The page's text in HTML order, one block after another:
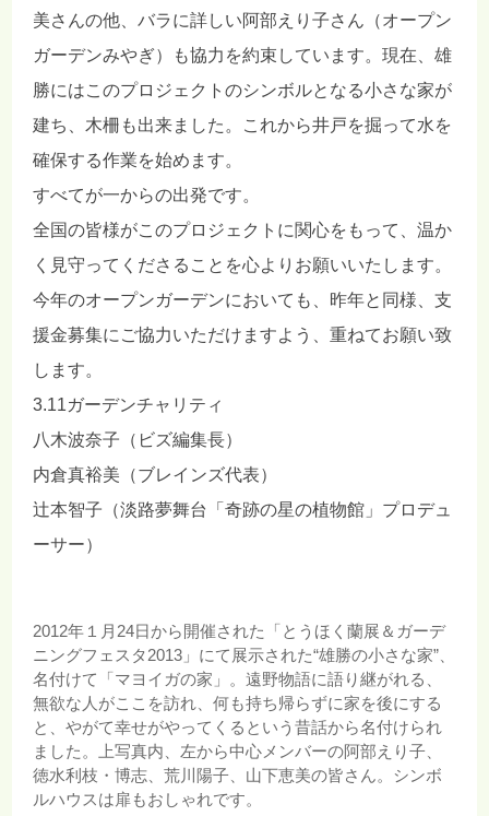
美さんの他、バラに詳しい阿部えり子さん（オープン
ガーデンみやぎ）も協力を約束しています。現在、雄
勝にはこのプロジェクトのシンボルとなる小さな家が
建ち、木柵も出来ました。これから井戸を掘って水を
確保する作業を始めます。
すべてが一からの出発です。
全国の皆様がこのプロジェクトに関心をもって、温か
く見守ってくださることを心よりお願いいたします。
今年のオープンガーデンにおいても、昨年と同様、支
援金募集にご協力いただけますよう、重ねてお願い致
します。
3.11ガーデンチャリティ
八木波奈子（ビズ編集長）
内倉真裕美（ブレインズ代表）
辻本智子（淡路夢舞台「奇跡の星の植物館」プロデュ
ーサー）
2012年１月24日から開催された「とうほく蘭展＆ガーデ
ニングフェスタ2013」にて展示された“雄勝の小さな家”、
名付けて「マヨイガの家」。遠野物語に語り継がれる、
無欲な人がここを訪れ、何も持ち帰らずに家を後にする
と、やがて幸せがやってくるという昔話から名付けられ
ました。上写真内、左から中心メンバーの阿部えり子、
徳水利枝・博志、荒川陽子、山下恵美の皆さん。シンボ
ルハウスは扉もおしゃれです。